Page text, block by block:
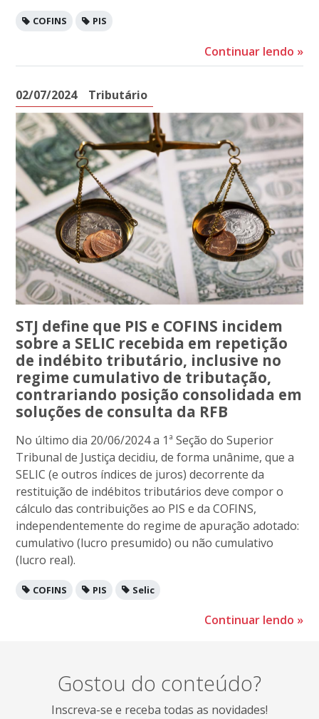
COFINS PIS
Continuar lendo »
02/07/2024 Tributário
STJ define que PIS e COFINS incidem
sobre a SELIC recebida em repetição
de indébito tributário, inclusive no
regime cumulativo de tributação,
contrariando posição consolidada em
soluções de consulta da RFB
No último dia 20/06/2024 a 1ª Seção do Superior
Tribunal de Justiça decidiu, de forma unânime, que a
SELIC (e outros índices de juros) decorrente da
restituição de indébitos tributários deve compor o
cálculo das contribuições ao PIS e da COFINS,
independentemente do regime de apuração adotado:
cumulativo (lucro presumido) ou não cumulativo
(lucro real).
COFINS PIS Selic
Continuar lendo »
Gostou do conteúdo?
Inscreva-se e receba todas as novidades!